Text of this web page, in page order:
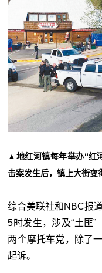
▲地红河镇每年举办“红
击案发生后，镇上大街变
综合美联社和NBC报
5时发生，涉及“土匪”
两个摩托车党，除了
起诉。